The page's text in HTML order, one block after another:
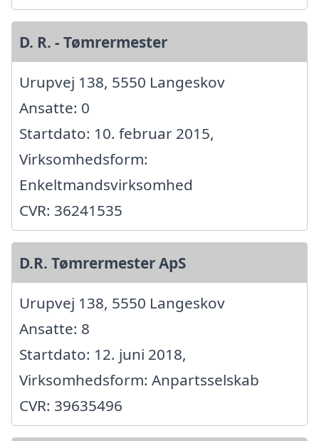
D. R. - Tømrermester
Urupvej 138, 5550 Langeskov
Ansatte: 0
Startdato: 10. februar 2015,
Virksomhedsform:
Enkeltmandsvirksomhed
CVR: 36241535
D.R. Tømrermester ApS
Urupvej 138, 5550 Langeskov
Ansatte: 8
Startdato: 12. juni 2018,
Virksomhedsform: Anpartsselskab
CVR: 39635496